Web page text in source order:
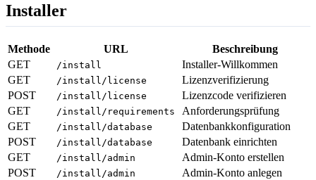
Installer
Methode URL
Beschreibung
GET
/install
Installer-Willkommen
GET
/install/license
Lizenzverifizierung
POST
/install/license
Lizenzcode verifizieren
GET
/install/requirements
Anforderungsprüfung
GET
/install/database
Datenbankkonfiguration
POST
/install/database
Datenbank einrichten
GET
/install/admin
Admin-Konto erstellen
POST
/install/admin
Admin-Konto anlegen